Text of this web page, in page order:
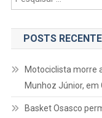
POSTS
Motociclista morre
Munhoz Júnior, em
Basket Osasco